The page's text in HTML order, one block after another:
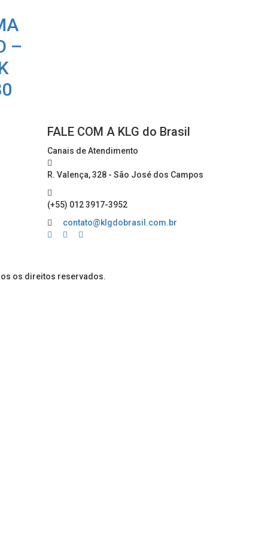
–
FALE COM A KLG do Brasil
Canais de Atendimento
R. Valença, 328 - São José dos Campos
(+55) 012 3917-3952
contato@klgdobrasil.com.br
os direitos reservados.